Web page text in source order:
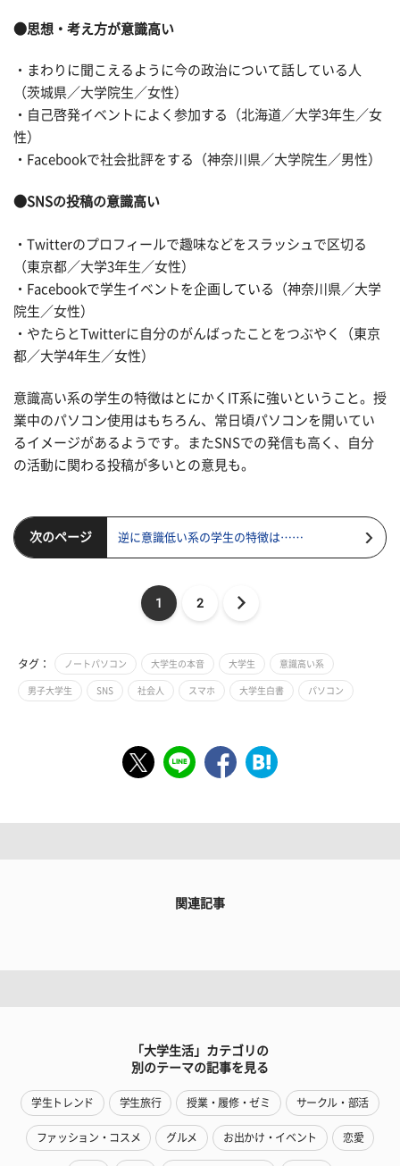
●思想・考え方が意識高い
・まわりに聞こえるように今の政治について話している人
（茨城県／大学院生／女性）
・自己啓発イベントによく参加する（北海道／大学3年生／女
性）
・Facebookで社会批評をする（神奈川県／大学院生／男性）
●SNSの投稿の意識高い
・Twitterのプロフィールで趣味などをスラッシュで区切る
（東京都／大学3年生／女性）
・Facebookで学生イベントを企画している（神奈川県／大学
院生／女性）
・やたらとTwitterに自分のがんばったことをつぶやく（東京
都／大学4年生／女性）
意識高い系の学生の特徴はとにかくIT系に強いということ。授
業中のパソコン使用はもちろん、常日頃パソコンを開いてい
るイメージがあるようです。またSNSでの発信も高く、自分
の活動に関わる投稿が多いとの意見も。
次のページ 逆に意識低い系の学生の特徴は……
1 2
タグ： ノートパソコン 大学生の本音 大学生 意識高い系
男子大学生 SNS 社会人 スマホ 大学生白書 パソコン
関連記事
「大学生活」カテゴリの
別のテーマの記事を見る
学生トレンド 学生旅行 授業・履修・ゼミ サークル・部活
ファッション・コスメ グルメ お出かけ・イベント 恋愛